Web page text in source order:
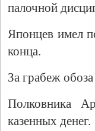
палочной
Японцев имел
конца.
За грабеж
Полковника
казенных денег.